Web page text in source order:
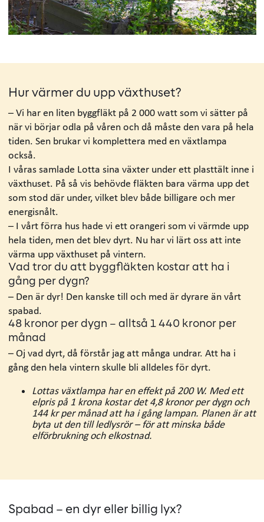
Hur värmer du upp växthuset?
– Vi har en liten byggfläkt på 2 000 watt som vi sätter på
när vi börjar odla på våren och då måste den vara på hela
tiden. Sen brukar vi komplettera med en växtlampa
också.
I våras samlade Lotta sina växter under ett plasttält inne i
växthuset. På så vis behövde fläkten bara värma upp det
som stod där under, vilket blev både billigare och mer
energisnålt.
– I vårt förra hus hade vi ett orangeri som vi värmde upp
hela tiden, men det blev dyrt. Nu har vi lärt oss att inte
värma upp växthuset på vintern.
Vad tror du att byggfläkten kostar att ha i
gång per dygn?
– Den är dyr! Den kanske till och med är dyrare än vårt
spabad.
48 kronor per dygn – alltså 1 440 kronor per
månad
– Oj vad dyrt, då förstår jag att många undrar. Att ha i
gång den hela vintern skulle bli alldeles för dyrt.
Lottas växtlampa har en effekt på 200 W. Med ett
elpris på 1 krona kostar det 4,8 kronor per dygn och
144 kr per månad att ha i gång lampan. Planen är att
byta ut den till ledlysrör – för att minska både
elförbrukning och elkostnad.
Spabad – en dyr eller billig lyx?